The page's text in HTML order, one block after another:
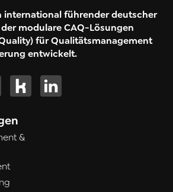
international führender deutscher
modulare CAQ-Lösungen
für Qualitätsmanagement
entwickelt.
&